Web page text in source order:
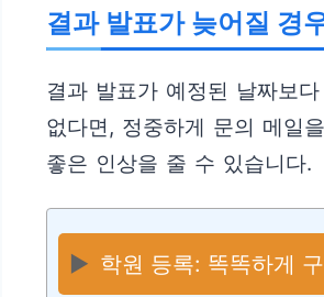
결과 발표가 늦어질 경
결과 발표가 예정된 날짜보
없다면, 정중하게 문의 메일
좋은 인상을 줄 수 있습니다.
▶️ 학원 등록: 똑똑하게